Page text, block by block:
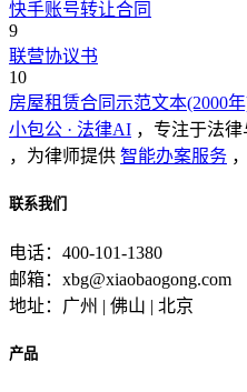
快手账号转让合同
9
联营协议书
10
房屋租赁合同示范文本(2000
小包公 · 法律AI ，专注于法
，为律师提供 智能办案服务
联系我们
电话：400-101-1380
邮箱：xbg@xiaobaogong.com
地址：广州 | 佛山 | 北京
产品